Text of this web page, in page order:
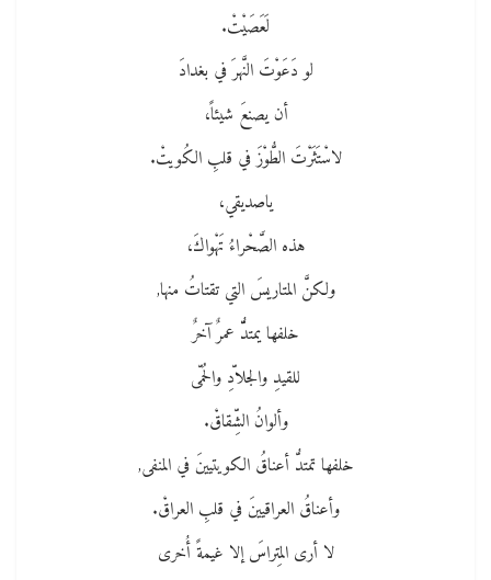
لَعَصَيْتْ.
لو دَعَوْتَ النَّهرَ في بغدادَ
أن يصنعَ شيئاً،
لاسْتَثَرْتَ الطُّوْزَ في قلبِ الكُويتْ.
ياصديقي،
هذه الصَّحْراءُ تَهْواكَ،
ولكنَّ المتاريسَ التي تقتاتُ منها,
خلفها يمتدُّّ عمرٌ آخرٌ
للقيدِ والجلاّدِ والحُمّى
وألوانُ الشِّقاقْ.
خلفها تمتدُّ أعناقُ الكويتيينَ في المنفى,
وأعناقُ العراقيينَ في قلبِ العراقْ.
لا أرى المِتراسَ إلا غيمةً أُخرى